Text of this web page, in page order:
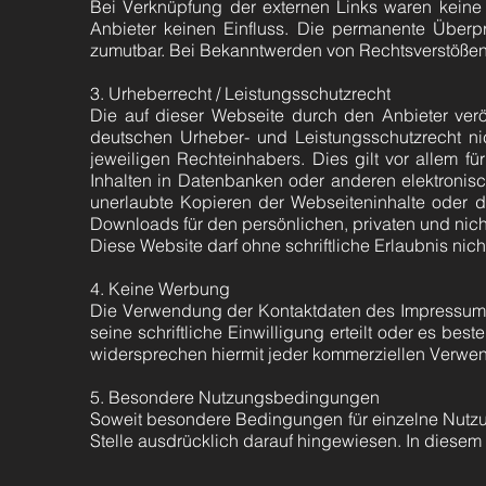
Bei Verknüpfung der externen Links waren
Anbieter keinen Einfluss. Die permanente
zumutbar. Bei Bekanntwerden von
3. Urheberrecht / Leistungsschutzrecht
Die auf dieser Webseite durch den Anbieter
deutschen Urheber- und Leistungsschutzrecht
jeweiligen Rechteinhabers. Dies gilt vor allem
Inhalten in Datenbanken oder anderen
unerlaubte Kopieren der Webseiteninhalte oder
Downloads für den persönlichen, privaten und
Diese Website darf ohne schriftliche Erlaubnis
4. Keine Werbung
Die Verwendung der Kontaktdaten des
seine schriftliche Einwilligung erteilt oder es
widersprechen hiermit jeder kommerziellen
5. Besondere Nutzungsbedingungen
Soweit besondere Bedingungen für einzelne
Stelle ausdrücklich darauf hingewiesen. In